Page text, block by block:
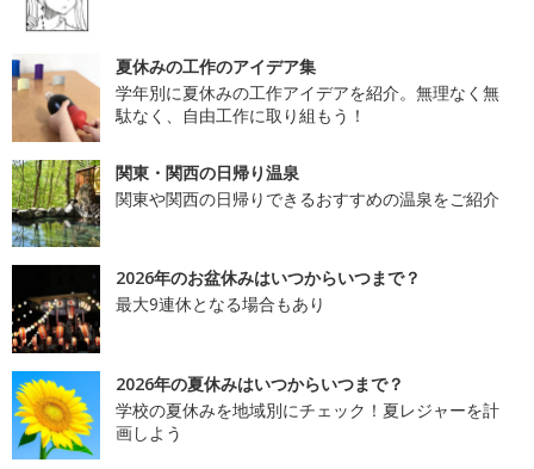
夏休みの工作のアイデア集
学年別に夏休みの工作アイデアを紹介。無理なく無
駄なく、自由工作に取り組もう！
関東・関西の日帰り温泉
関東や関西の日帰りできるおすすめの温泉をご紹介
2026年のお盆休みはいつからいつまで？
最大9連休となる場合もあり
2026年の夏休みはいつからいつまで？
学校の夏休みを地域別にチェック！夏レジャーを計
画しよう